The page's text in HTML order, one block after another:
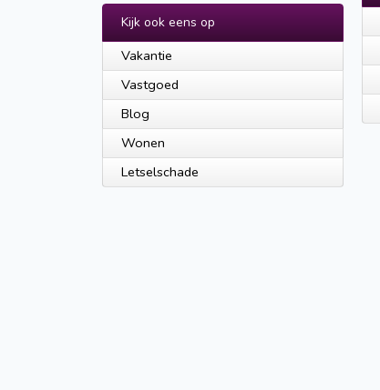
Kijk ook eens op
Vakantie
Vastgoed
Blog
Wonen
Letselschade